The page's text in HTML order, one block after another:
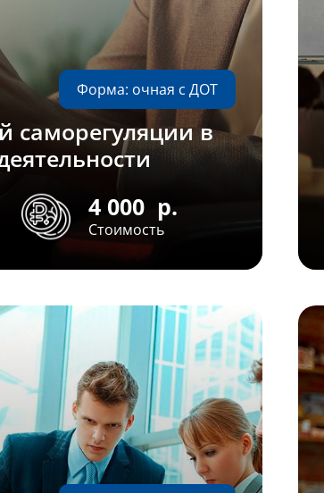
Форма: очная с ДОТ
саморегуляции в
4 000 р.
Стоимость